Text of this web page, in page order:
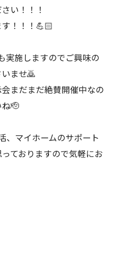
い！！！
！！！💪🏻
実施しますのでご興味の
ませ🙇
まだまだ絶賛開催中なの
ね🫡
、マイホームのサポート
ておりますので気軽にお